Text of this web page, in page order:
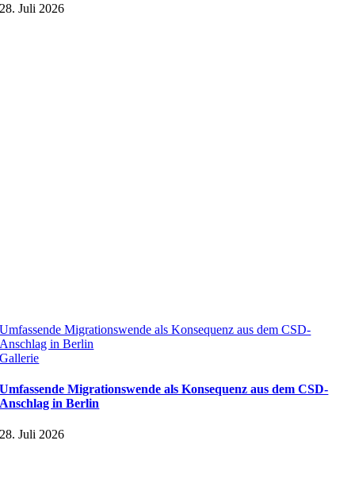
28. Juli 2026
Umfassende Migrationswende als Konsequenz aus dem CSD-
Anschlag in Berlin
Gallerie
Umfassende Migrationswende als Konsequenz aus dem CSD-
Anschlag in Berlin
28. Juli 2026